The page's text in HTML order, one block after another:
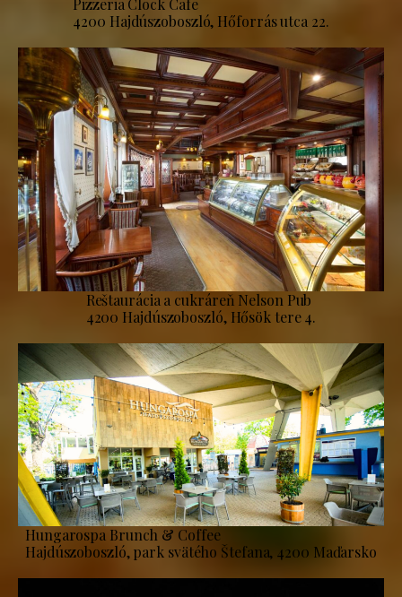
Pizzeria Clock Cafe
4200 Hajdúszoboszló, Hőforrás utca 22.
Reštaurácia a cukráreň Nelson Pub
4200 Hajdúszoboszló, Hősök tere 4.
Hungarospa Brunch & Coffee
Hajdúszoboszló, park svätého Štefana, 4200 Maďarsko